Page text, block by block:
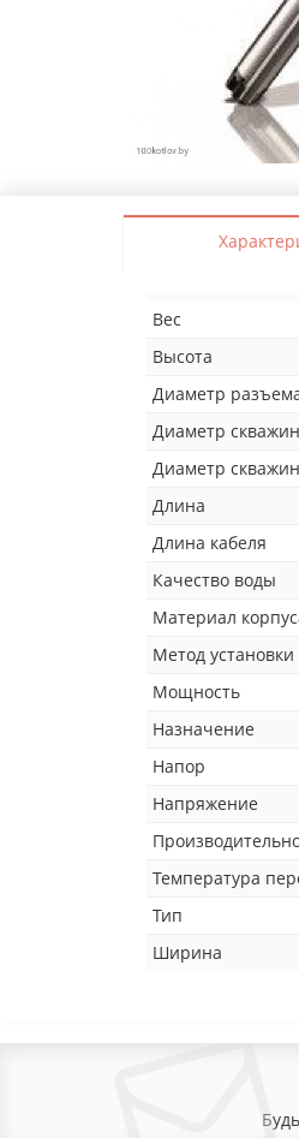
Вес
Высота
Диаметр
Диаметр
Диаметр
Длина
Длина кабеля
Качество воды
Материал
Метод установки
Мощность
Назначение
Напор
Напряжение
Температура
Тип
Ширина